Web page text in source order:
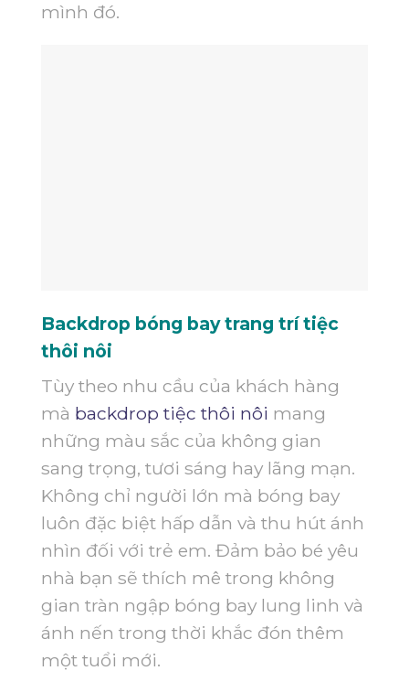
mình đó.
Backdrop bóng bay trang trí tiệc
thôi nôi
Tùy theo nhu cầu của khách hàng
mà backdrop tiệc thôi nôi mang
những màu sắc của không gian
sang trọng, tươi sáng hay lãng mạn.
Không chỉ người lớn mà bóng bay
luôn đặc biệt hấp dẫn và thu hút ánh
nhìn đối với trẻ em. Đảm bảo bé yêu
nhà bạn sẽ thích mê trong không
gian tràn ngập bóng bay lung linh và
ánh nến trong thời khắc đón thêm
một tuổi mới.